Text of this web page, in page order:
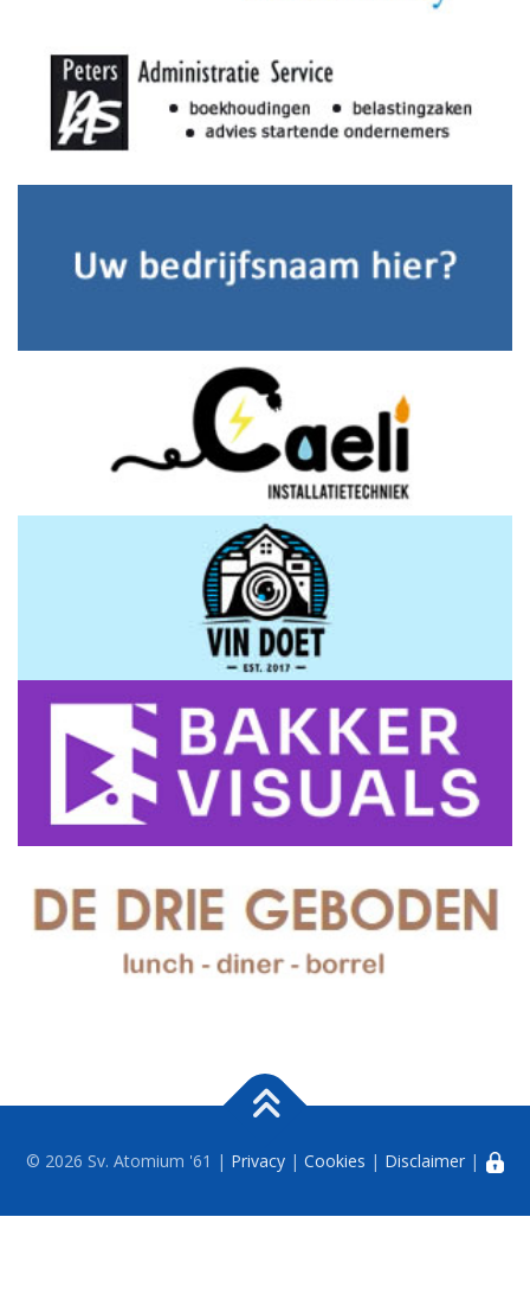
© 2026 Sv. Atomium '61 | Privacy| Cookies | Disclaimer|